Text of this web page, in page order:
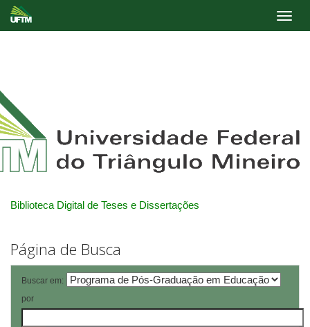
Biblioteca Digital de Teses e Dissertações
Página de Busca
Buscar em:
por